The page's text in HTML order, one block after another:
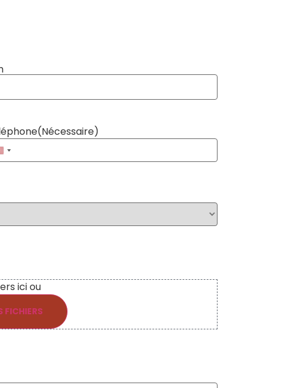
(Nécessaire)
UNIS +1
ici ou
FICHIERS